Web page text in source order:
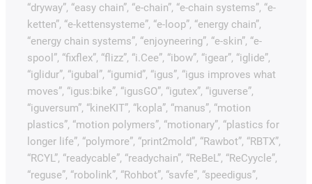
“dryway”, “easy chain”, “e-chain”, “e-chain systems”, “e-
ketten”, “e-kettensysteme”, “e-loop”, “energy chain”,
“energy chain systems”, “enjoyneering”, “e-skin”, “e-
spool”, “fixflex”, “flizz”, “i.Cee”, “ibow”, “igear”, “iglide”,
“iglidur”, “igubal”, “igumid”, “igus”, “igus improves what
moves”, “igus:bike”, “igusGO”, “igutex”, “iguverse”,
“iguversum”, “kineKIT”, “kopla”, “manus”, “motion
plastics”, “motion polymers”, “motionary”, “plastics for
longer life”, “polymore”, “print2mold”, “Rawbot”, “RBTX”,
“RCYL”, “readycable”, “readychain”, “ReBeL”, “ReCyycle”,
“reguse”, “robolink”, “Rohbot”, “savfe”, “speedigus”,